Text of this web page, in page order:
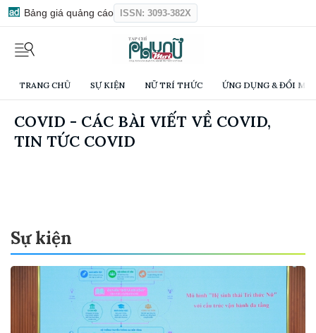
Bảng giá quảng cáo ISSN: 3093-382X
TRANG CHỦ SỰ KIỆN NỮ TRÍ THỨC ỨNG DỤNG & ĐỔI
COVID - CÁC BÀI VIẾT VỀ COVID,
TIN TỨC COVID
Sự kiện